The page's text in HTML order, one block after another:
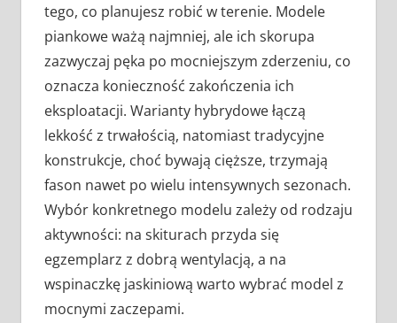
tego, co planujesz robić w terenie. Modele
piankowe ważą najmniej, ale ich skorupa
zazwyczaj pęka po mocniejszym zderzeniu, co
oznacza konieczność zakończenia ich
eksploatacji. Warianty hybrydowe łączą
lekkość z trwałością, natomiast tradycyjne
konstrukcje, choć bywają cięższe, trzymają
fason nawet po wielu intensywnych sezonach.
Wybór konkretnego modelu zależy od rodzaju
aktywności: na skiturach przyda się
egzemplarz z dobrą wentylacją, a na
wspinaczkę jaskiniową warto wybrać model z
mocnymi zaczepami.